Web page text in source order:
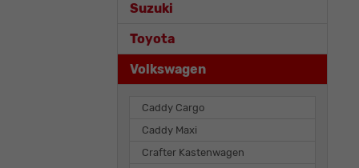
Suzuki
Toyota
Volkswagen
Caddy Cargo
Caddy Maxi
Crafter Kastenwagen